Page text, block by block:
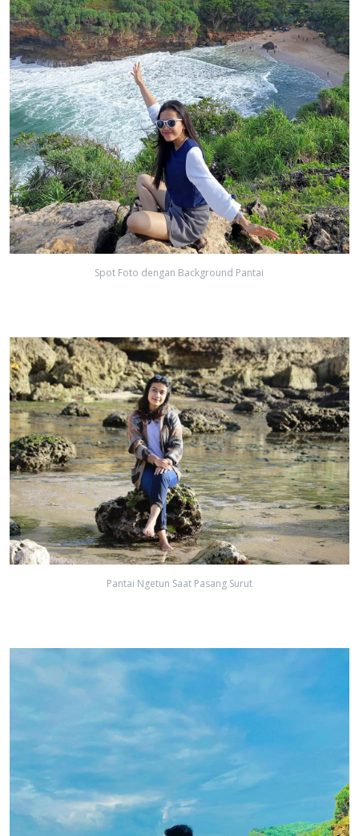
Spot Foto dengan Background Pantai
Pantai Ngetun Saat Pasang Surut